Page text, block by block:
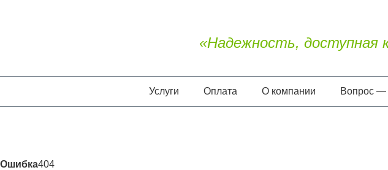
«Надежность, доступная
Услуги Оплата О компании Вопрос —
Ошибка404